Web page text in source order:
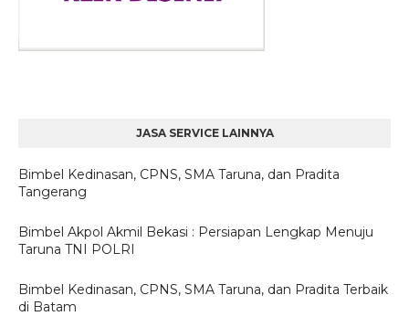
JASA SERVICE LAINNYA
Bimbel Kedinasan, CPNS, SMA Taruna, dan Pradita
Tangerang
Bimbel Akpol Akmil Bekasi : Persiapan Lengkap Menuju
Taruna TNI POLRI
Bimbel Kedinasan, CPNS, SMA Taruna, dan Pradita Terbaik
di Batam